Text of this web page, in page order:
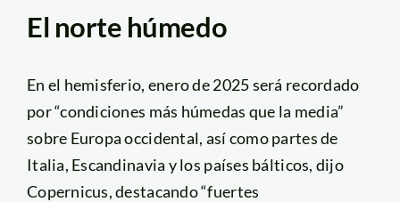
El norte húmedo
En el hemisferio, enero de 2025 será recordado
por “condiciones más húmedas que la media”
sobre Europa occidental, así como partes de
Italia, Escandinavia y los países bálticos, dijo
Copernicus, destacando “fuertes